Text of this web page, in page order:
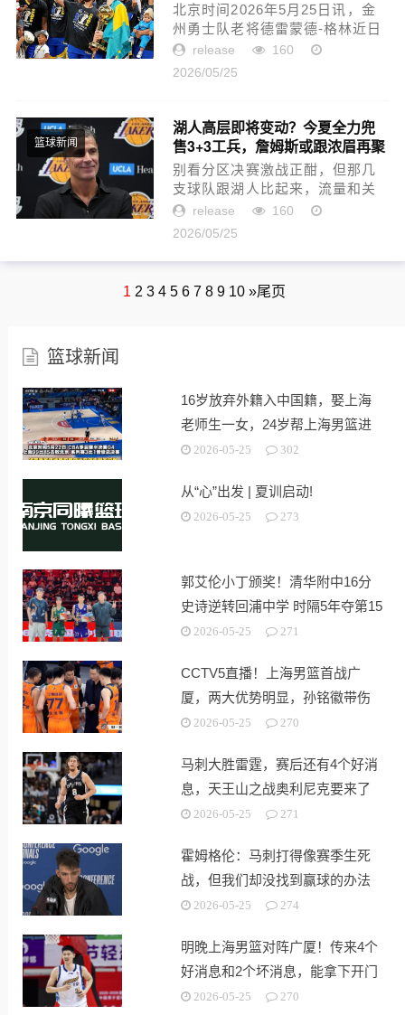
北京时间2026年5月25日讯，金
州勇士队老将德雷蒙德-格林近日
在播客中谈到了自己职业生涯最
有成就感的一座总冠军，他直言
release
160
2026/05/25
篮球新闻
湖人高层即将变动？今夏全力兜
售3+3工兵，詹姆斯或跟浓眉再聚
首
别看分区决赛激战正酣，但那几
支球队跟湖人比起来，流量和关
注度简直不值一提。尤其詹姆斯
等到今年夏天，将会成为自由球
翻地覆改变，这势必会成为焦
点。...
release
160
2026/05/25
1 2 3 4 5 6 7 8 9 10 »尾页
篮球新闻
16岁放弃外籍入中国籍，娶上海
老师生一女，24岁帮上海男篮进
决赛
2026-05-25 302
从“心”出发 | 夏训启动!
2026-05-25 273
郭艾伦小丁颁奖！清华附中16分
史诗逆转回浦中学 时隔5年夺第15
冠2026-05-25 271
CCTV5直播！上海男篮首战广
厦，两大优势明显，孙铭徽带伤
出战！
2026-05-25 270
马刺大胜雷霆，赛后还有4个好消
息，天王山之战奥利尼克要来了
2026-05-25 271
霍姆格伦：马刺打得像赛季生死
战，但我们却没找到赢球的办法
2026-05-25 274
明晚上海男篮对阵广厦！传来4个
好消息和2个坏消息，能拿下开门
红2026-05-25 270